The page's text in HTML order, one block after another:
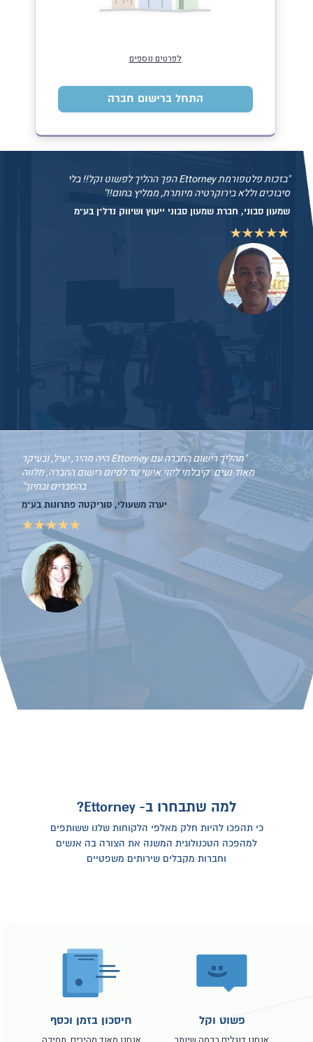
לפרטים נוספים
התחל ברישום חברה
בזכות פלטפורמת Ettorney הפך ההליך לפשוט וקל!! בלי
סיבוכים וללא בירוקרטיה מיותרת, ממליץ בחום!!
שמעון סבוני, חברת שמעון סבוני ייעוץ ושיווק נדל"ן בע"מ
תהליך רישום החברה עם Ettorney היה מהיר, יעיל, ובעיקר
מאוד נעים. קיבלתי ליווי אישי עד לסיום רישום החברה, מלווה
בהסברים ובחיוך
יערה משעולי, סוריקטה פתרונות בע"מ
למה שתבחרו ב- Ettorney?
כי תהפכו להיות חלק מאלפי הלקוחות שלנו ששותפים
למהפכה הטכנולוגית המשנה את הצורה בה אנשים
וחברות מקבלים שירותים משפטיים
פשוט וקל חיסכון בזמן וכסף